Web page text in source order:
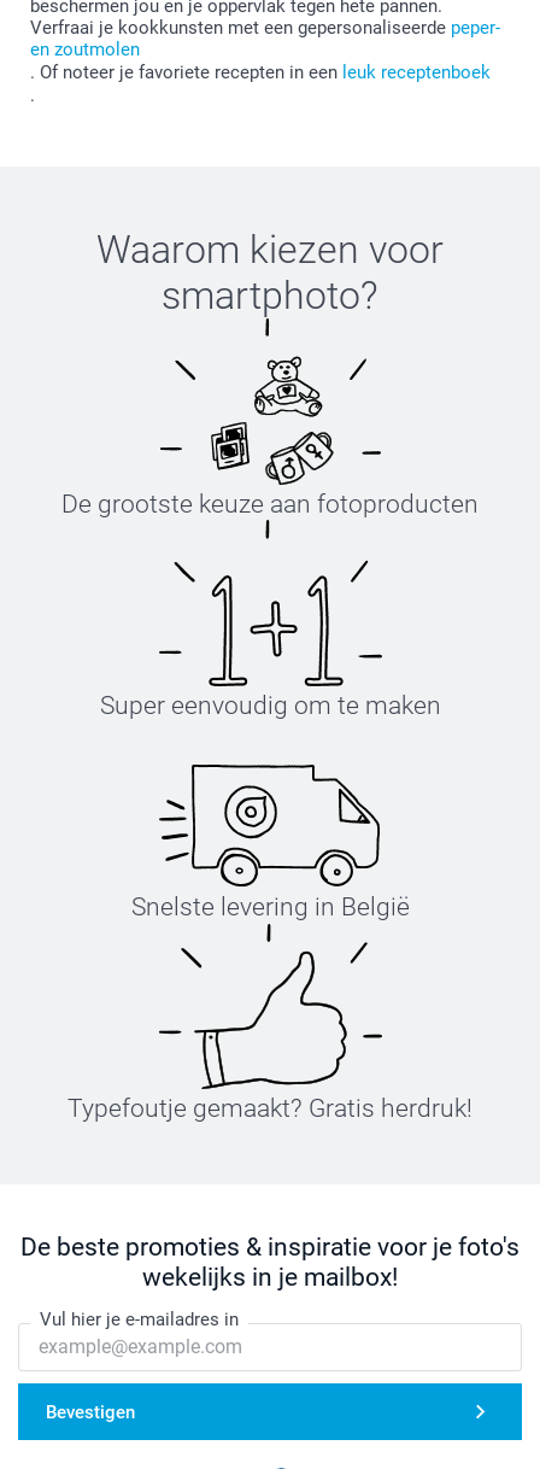
beschermen jou en je oppervlak tegen hete pannen.
Verfraai je kookkunsten met een gepersonaliseerde peper-
en zoutmolen
. Of noteer je favoriete recepten in een leuk receptenboek
.
Waarom kiezen voor
smartphoto?
De grootste keuze aan fotoproducten
Super eenvoudig om te maken
Snelste levering in België
Typefoutje gemaakt? Gratis herdruk!
De beste promoties & inspiratie voor je foto's
wekelijks in je mailbox!
Vul hier je e-mailadres in
Bevestigen